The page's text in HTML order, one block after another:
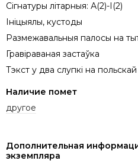
Сігнатуры літарныя: А(2)-І(2)
Ініцыялы, кустоды
Размежавальныя палосы на
Гравіраваная застаўка
Тэкст у два слупкі на
Наличие помет
другое
Дополнительная
экземпляра